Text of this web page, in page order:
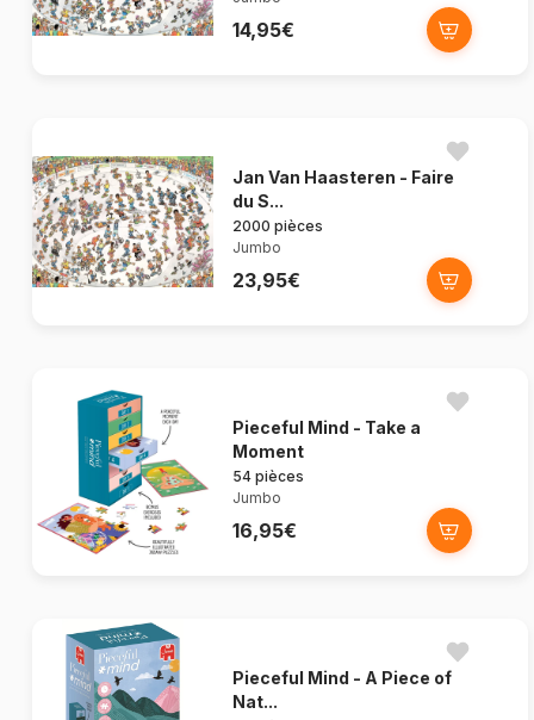
14,95€
Jan Van Haasteren - Faire
du S...
2000 pièces
Jumbo
23,95€
Pieceful Mind - Take a
Moment
54 pièces
Jumbo
16,95€
Pieceful Mind - A Piece of
Nat...